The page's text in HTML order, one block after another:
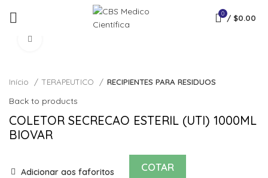
0 / $0.00
Início TERAPEUTICO RECIPIENTES PARA RESIDUOS
Back to products
COLETOR SECRECAO ESTERIL (UTI) 1000ML
BIOVAR
Adicionar aos faforitos COTAR